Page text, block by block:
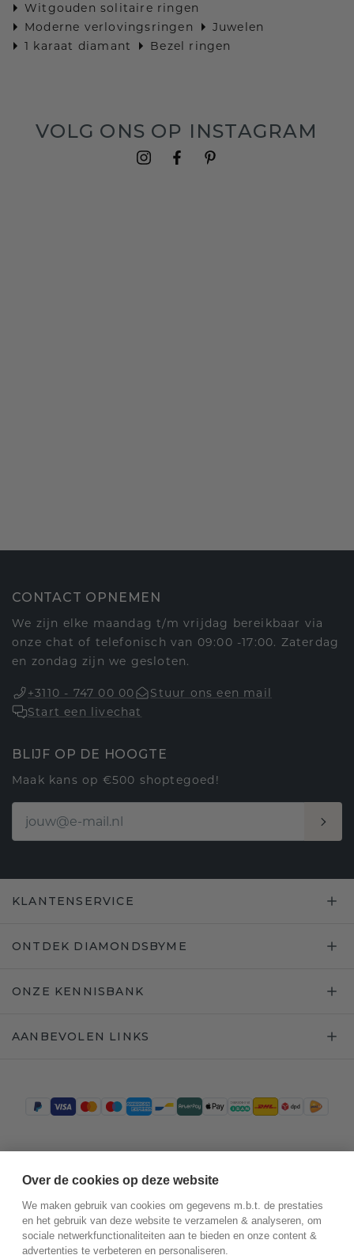
Witgouden solitaire ringen
Moderne verlovingsringen
Juwelen
1 karaat diamant
Bezel ringen
VOLG ONS OP INSTAGRAM
CONTACT OPNEMEN
We zijn elke maandag t/m vrijdag bereikbaar via
onze chat of telefonisch van 09:00 -17:00. Zaterdag
en zondag zijn we gesloten.
+3110 - 747 00 00
Stuur ons een mail
Start een livechat
BLIJF OP DE HOOGTE
Maak kans op €500 shoptegoed!
KLANTENSERVICE
ONTDEK DIAMONDSBYME
ONZE KENNISBANK
AANBEVOLEN LINKS
Over de cookies op deze website
We maken gebruik van cookies om gegevens m.b.t. de prestaties
en het gebruik van deze website te verzamelen & analyseren, om
sociale netwerkfunctionaliteiten aan te bieden en onze content &
advertenties te verbeteren en personaliseren.